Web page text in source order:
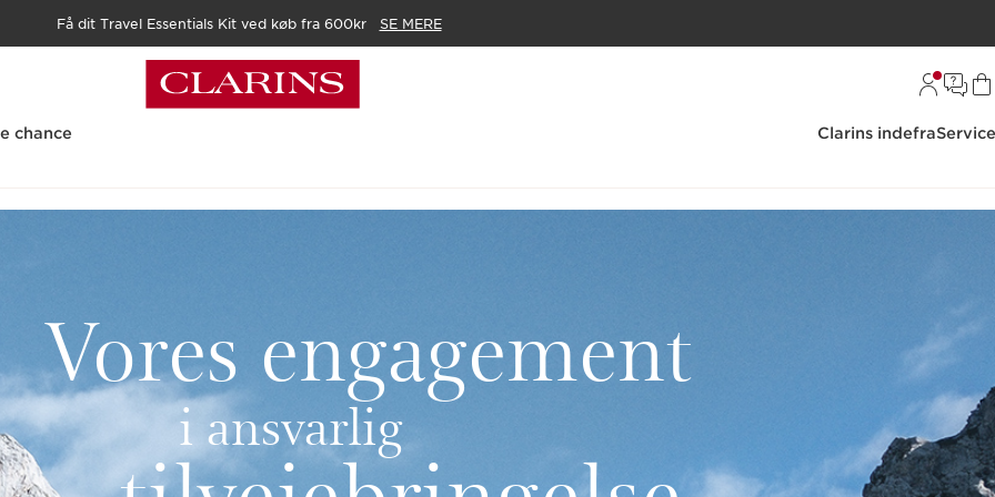
Få dit Travel Essentials Kit ved køb fra 600kr SE MERE
chance Clarins indefra
Vores engagement
i ansvarlig